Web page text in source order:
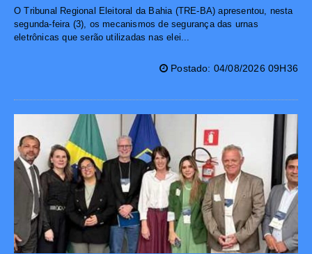
O Tribunal Regional Eleitoral da Bahia (TRE-BA) apresentou, nesta
segunda-feira (3), os mecanismos de segurança das urnas
eletrônicas que serão utilizadas nas elei...
Postado: 04/08/2026 09H36